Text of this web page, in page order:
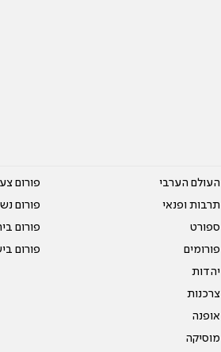
העולם הערבי
תרבות ופנאי
ספורט
פורומים
יהדות
צרכנות
אופנה
מוסיקה
פורום
פורום
פורום
פורום